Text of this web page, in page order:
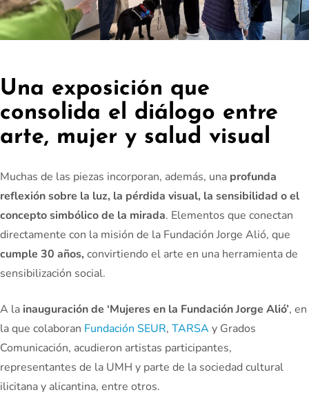
Una exposición que
consolida el diálogo entre
arte, mujer y salud visual
Muchas de las piezas incorporan, además, una profunda
reflexión sobre la luz, la pérdida visual, la sensibilidad o el
concepto simbólico de la mirada. Elementos que conectan
directamente con la misión de la Fundación Jorge Alió, que
cumple 30 años,convirtiendo el arte en una herramienta de
sensibilización social.
A la inauguración de ‘Mujeres en la Fundación Jorge Alió’, en
la que colaboran Fundación SEUR, TARSA y Grados
Comunicación, acudieron artistas participantes,
representantes de la UMH y parte de la sociedad cultural
ilicitana y alicantina, entre otros.